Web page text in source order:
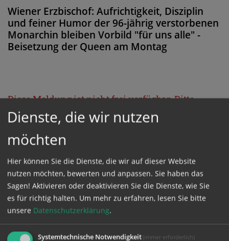
Wiener Erzbischof: Aufrichtigkeit, Disziplin
und feiner Humor der 96-jährig verstorbenen
Monarchin bleiben Vorbild "für uns alle" -
Beisetzung der Queen am Montag
Diese Meldung ist nicht frei verfügbar. Bitte
loggen Sie sich ein, oder bestellen Sie das
GESCHÜTZTER BEREICH
Bitte melden Sie sich mit Ihrem Benutzernamen
und Passwort an.
Dienste, die wir nutzen
möchten
Hier können Sie die Dienste, die wir auf dieser Website
nutzen möchten, bewerten und anpassen. Sie haben das
Sagen! Aktivieren oder deaktivieren Sie die Dienste, wie Sie
es für richtig halten. Um mehr zu erfahren, lesen Sie bitte
unsere Datenschutzerklärung.
Systemtechnische Notwendigkeit (immer erforderlich)